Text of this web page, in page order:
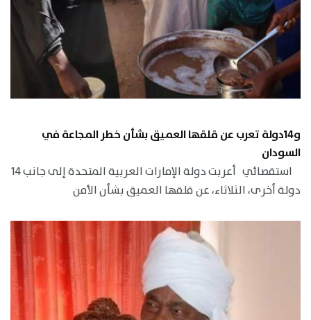
و14دولة تعرب عن قلقها العميق بشأن خطر المجاعة في
السودان
استقصائي أعربت دولة الإمارات العربية المتحدة إلى جانب 14
دولة أخرى، الثلاثاء، عن قلقها العميق بشأن الأمن